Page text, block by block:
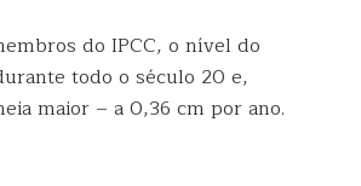
do IPCC, o nível do
todo o século 20 e,
maior – a 0,36 cm por ano.